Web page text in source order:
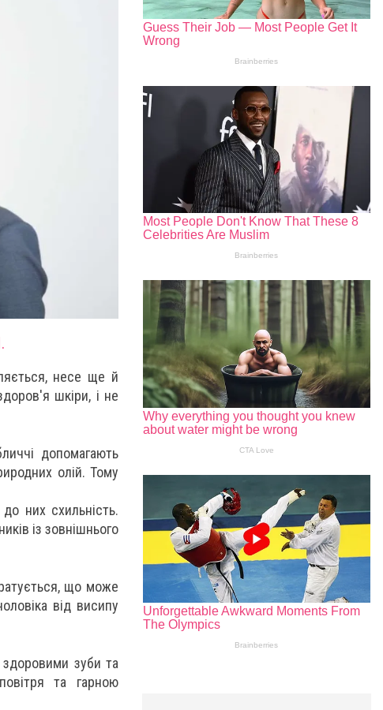
несе ще й
шкіри, і не
допомагають
олій. Тому
них схильність.
із зовнішнього
що може
від висипу
зуби та
та гарною